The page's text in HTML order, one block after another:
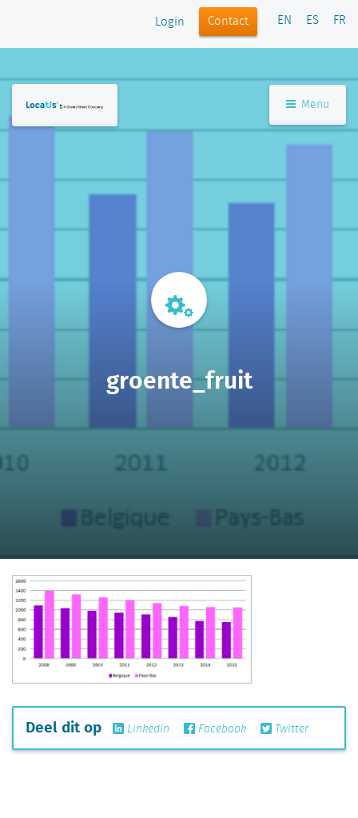
Login Contact EN ES FR
Menu
groente_fruit
Deel dit op Linkedin Facebook Twitter